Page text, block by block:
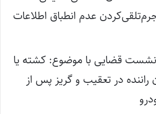
عدم انطباق اطلاعات
قضایی با موضوع: کشته یا
در تعقیب و گریز پس از